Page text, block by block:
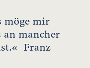
möge mir
an mancher
Franz